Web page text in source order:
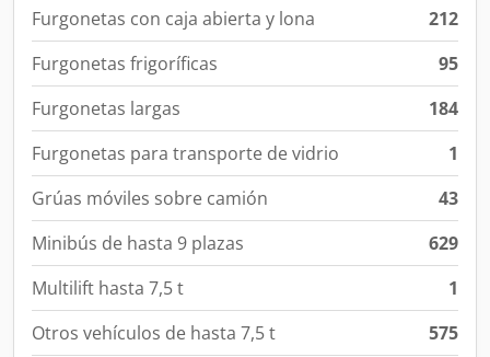
Furgonetas con caja abierta y lona
212
Furgonetas frigoríficas
95
Furgonetas largas
184
Furgonetas para transporte de vidrio
1
Grúas móviles sobre camión
43
Minibús de hasta 9 plazas
629
Multilift hasta 7,5 t
1
Otros vehículos de hasta 7,5 t
575